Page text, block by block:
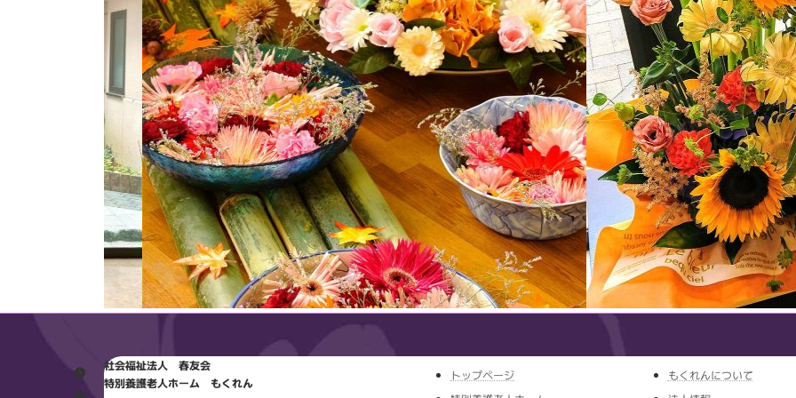
社会福祉法人 春友会
特別養護老人ホーム もくれん
トップページ
もくれんについて